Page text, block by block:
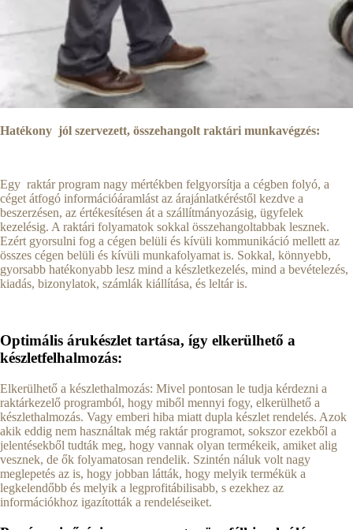
Hatékony jól szervezett, összehangolt raktári munkavégzés:
Egy raktár program nagy mértékben felgyorsítja a cégben folyó, a
céget átfogó információáramlást az árajánlatkéréstől kezdve a
beszerzésen, az értékesítésen át a szállítmányozásig, ügyfelek
kezelésig. A raktári folyamatok sokkal összehangoltabbak lesznek.
Ezért gyorsulni fog a cégen belüli és kívüli kommunikáció mellett az
összes cégen belüli és kívüli munkafolyamat is. Sokkal, könnyebb,
gyorsabb hatékonyabb lesz mind a készletkezelés, mind a bevételezés,
kiadás, bizonylatok, számlák kiállítása, és leltár is.
Optimális árukészlet tartása, így elkerülhető a
készletfelhalmozás:
Elkerülhető a készlethalmozás: Mivel pontosan le tudja kérdezni a
raktárkezelő programból, hogy miből mennyi fogy, elkerülhető a
készlethalmozás. Vagy emberi hiba miatt dupla készlet rendelés. Azok
akik eddig nem használtak még raktár programot, sokszor ezekből a
jelentésekből tudták meg, hogy vannak olyan termékeik, amiket alig
vesznek, de ők folyamatosan rendelik. Szintén náluk volt nagy
meglepetés az is, hogy jobban látták, hogy melyik termékük a
legkelendőbb és melyik a legprofitábilisabb, s ezekhez az
információkhoz igazították a rendeléseiket.